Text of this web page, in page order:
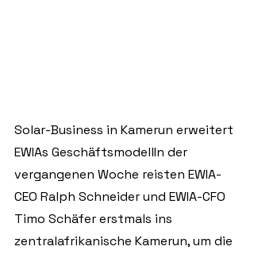
Solar-Business in Kamerun erweitert
EWIAs GeschäftsmodellIn der
vergangenen Woche reisten EWIA-
CEO Ralph Schneider und EWIA-CFO
Timo Schäfer erstmals ins
zentralafrikanische Kamerun, um die